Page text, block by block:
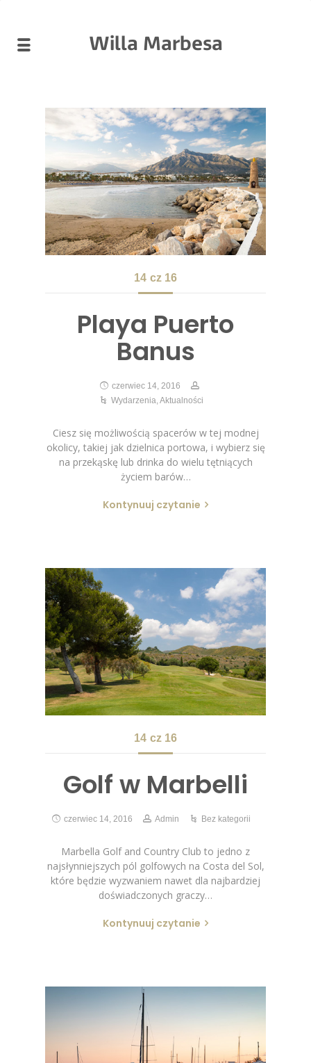
Willa Marbesa
14 cz 16
Playa Puerto
Banus
czerwiec 14, 2016
Wydarzenia,Aktualności
Ciesz się możliwością spacerów w tej modnej
okolicy, takiej jak dzielnica portowa, i wybierz się
na przekąskę lub drinka do wielu tętniących
życiem barów…
Kontynuuj czytanie
14 cz 16
Golf w Marbelli
czerwiec 14, 2016 Admin Bez kategorii
Marbella Golf and Country Club to jedno z
najsłynniejszych pól golfowych na Costa del Sol,
które będzie wyzwaniem nawet dla najbardziej
doświadczonych graczy…
Kontynuuj czytanie